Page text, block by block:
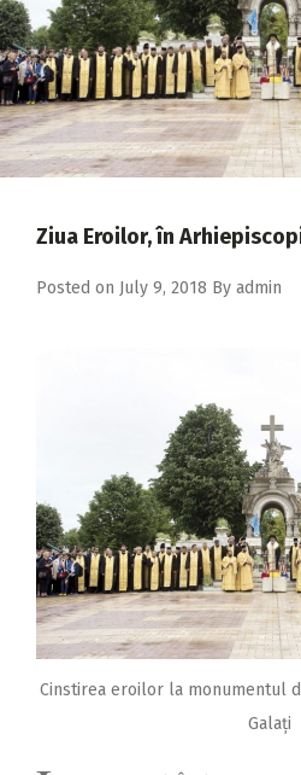
2022
2021
2020
2019
2017
2016
2011
2010
2009
Ziua Eroilor, în
Posted on July 9, 2018 By admin
Cinstirea eroilor la monumentul
Galați